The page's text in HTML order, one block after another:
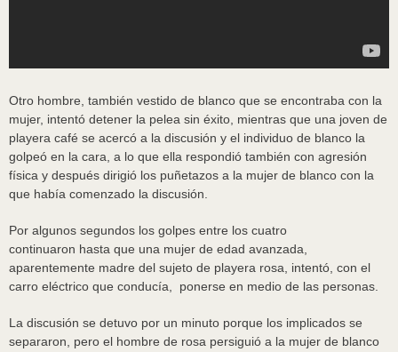
Otro hombre, también vestido de blanco que se encontraba con la
mujer, intentó detener la pelea sin éxito, mientras que una joven de
playera café se acercó a la discusión y el individuo de blanco la
golpeó en la cara, a lo que ella respondió también con agresión
física y después dirigió los puñetazos a la mujer de blanco con la
que había comenzado la discusión.
Por algunos segundos los golpes entre los cuatro
continuaron hasta que una mujer de edad avanzada,
aparentemente madre del sujeto de playera rosa, intentó, con el
carro eléctrico que conducía, ponerse en medio de las personas.
La discusión se detuvo por un minuto porque los implicados se
separaron, pero el hombre de rosa persiguió a la mujer de blanco